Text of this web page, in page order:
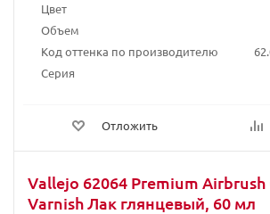
Цвет
Объем
Код оттенка по производителю
Серия
Отложить
Vallejo 62064 Premium Airbrush
Varnish Лак глянцевый, 60 мл